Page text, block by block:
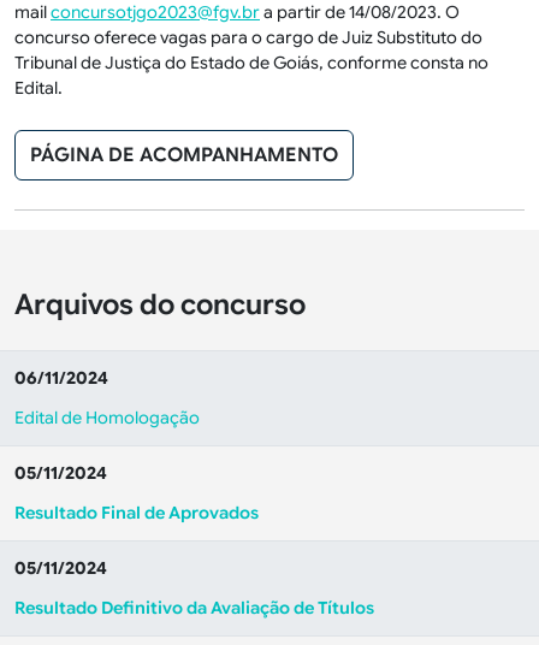
mailconcursotjgo2023@fgv.bra partir de 14/08/2023. O
concurso oferece vagas para o cargo de Juiz Substituto do
Tribunal de Justiça do Estado de Goiás, conforme consta no
Edital.
PÁGINA DE ACOMPANHAMENTO
Arquivos do concurso
06/11/2024
Edital de Homologação
05/11/2024
Resultado Final de Aprovados
05/11/2024
Resultado Definitivo da Avaliação de Títulos